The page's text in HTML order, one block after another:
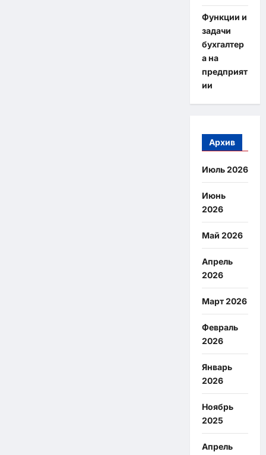
Функции и
задачи
бухгалтер
а на
предприят
ии
Архив
Июль 2026
Июнь
2026
Май 2026
Апрель
2026
Март 2026
Февраль
2026
Январь
2026
Ноябрь
2025
Апрель